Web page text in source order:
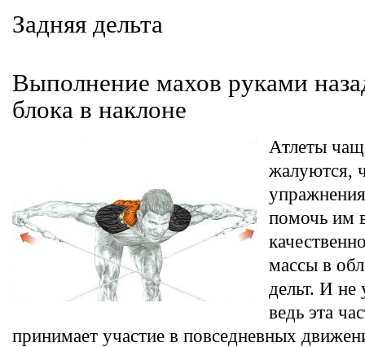
Задняя дельта
Выполнение махов руками
блока в наклоне
Атлеты
жалуются,
помочь им
массы в
дельт. И не
ведь эта
принимает участие в повседневных